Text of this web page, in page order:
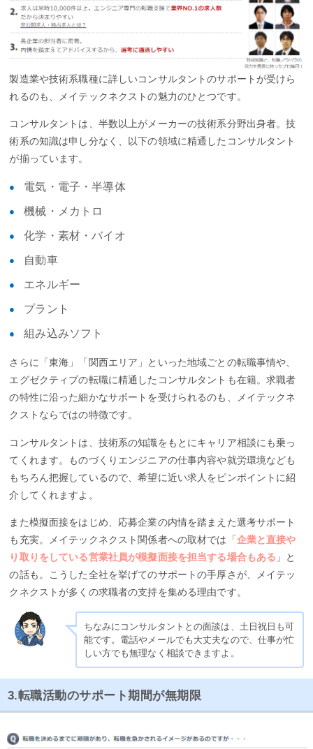
製造業や技術系職種に詳しいコンサルタントのサポートが受けら
れるのも、メイテックネクストの魅力のひとつです。
コンサルタントは、半数以上がメーカーの技術系分野出身者。技
術系の知識は申し分なく、以下の領域に精通したコンサルタント
が揃っています。
電気・電子・半導体
機械・メカトロ
化学・素材・バイオ
自動車
エネルギー
プラント
組み込みソフト
さらに「東海」「関西エリア」といった地域ごとの転職事情や、
エグゼクティブの転職に精通したコンサルタントも在籍。求職者
の特性に沿った細かなサポートを受けられるのも、メイテックネ
クストならではの特徴です。
コンサルタントは、技術系の知識をもとにキャリア相談にも乗っ
てくれます。ものづくりエンジニアの仕事内容や就労環境なども
もちろん把握しているので、希望に近い求人をピンポイントに紹
介してくれますよ。
また模擬面接をはじめ、応募企業の内情を踏まえた選考サポート
も充実。メイテックネクスト関係者への取材では「 企業と直接や
り取りをしている営業社員が模擬面接を担当する場合もある 」と
の話も。こうした全社を挙げてのサポートの手厚さが、メイテッ
クネクストが多くの求職者の支持を集める理由です。
ちなみにコンサルタントとの面談は、土日祝日も可
能です。電話やメールでも大丈夫なので、仕事が忙
しい方でも無理なく相談できますよ。
3.転職活動のサポート期間が無期限